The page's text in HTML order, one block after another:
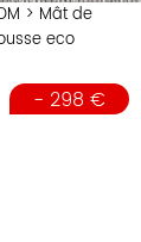
> Mât de
eco
- 298 €